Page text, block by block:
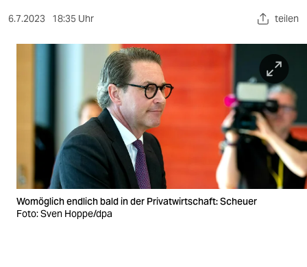
verlag
veranstaltungen
shop
fragen & hilfe
6.7.2023 18:35 Uhr teilen
Womöglich endlich bald in der Privatwirtschaft: Scheuer
Foto: Sven Hoppe/dpa